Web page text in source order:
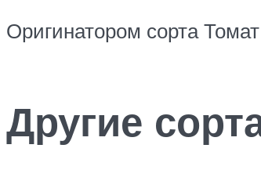
Оригинатором сорта
Другие